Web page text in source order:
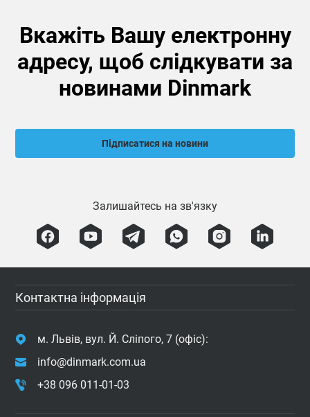
Вкажіть Вашу електронну
адресу, щоб слідкувати за
новинами Dinmark
Підписатися на новини
Залишайтесь на зв'язку
Контактна інформація
м. Львів, вул. Й. Сліпого, 7 (офіс):
info@dinmark.com.ua
+38 096 011-01-03